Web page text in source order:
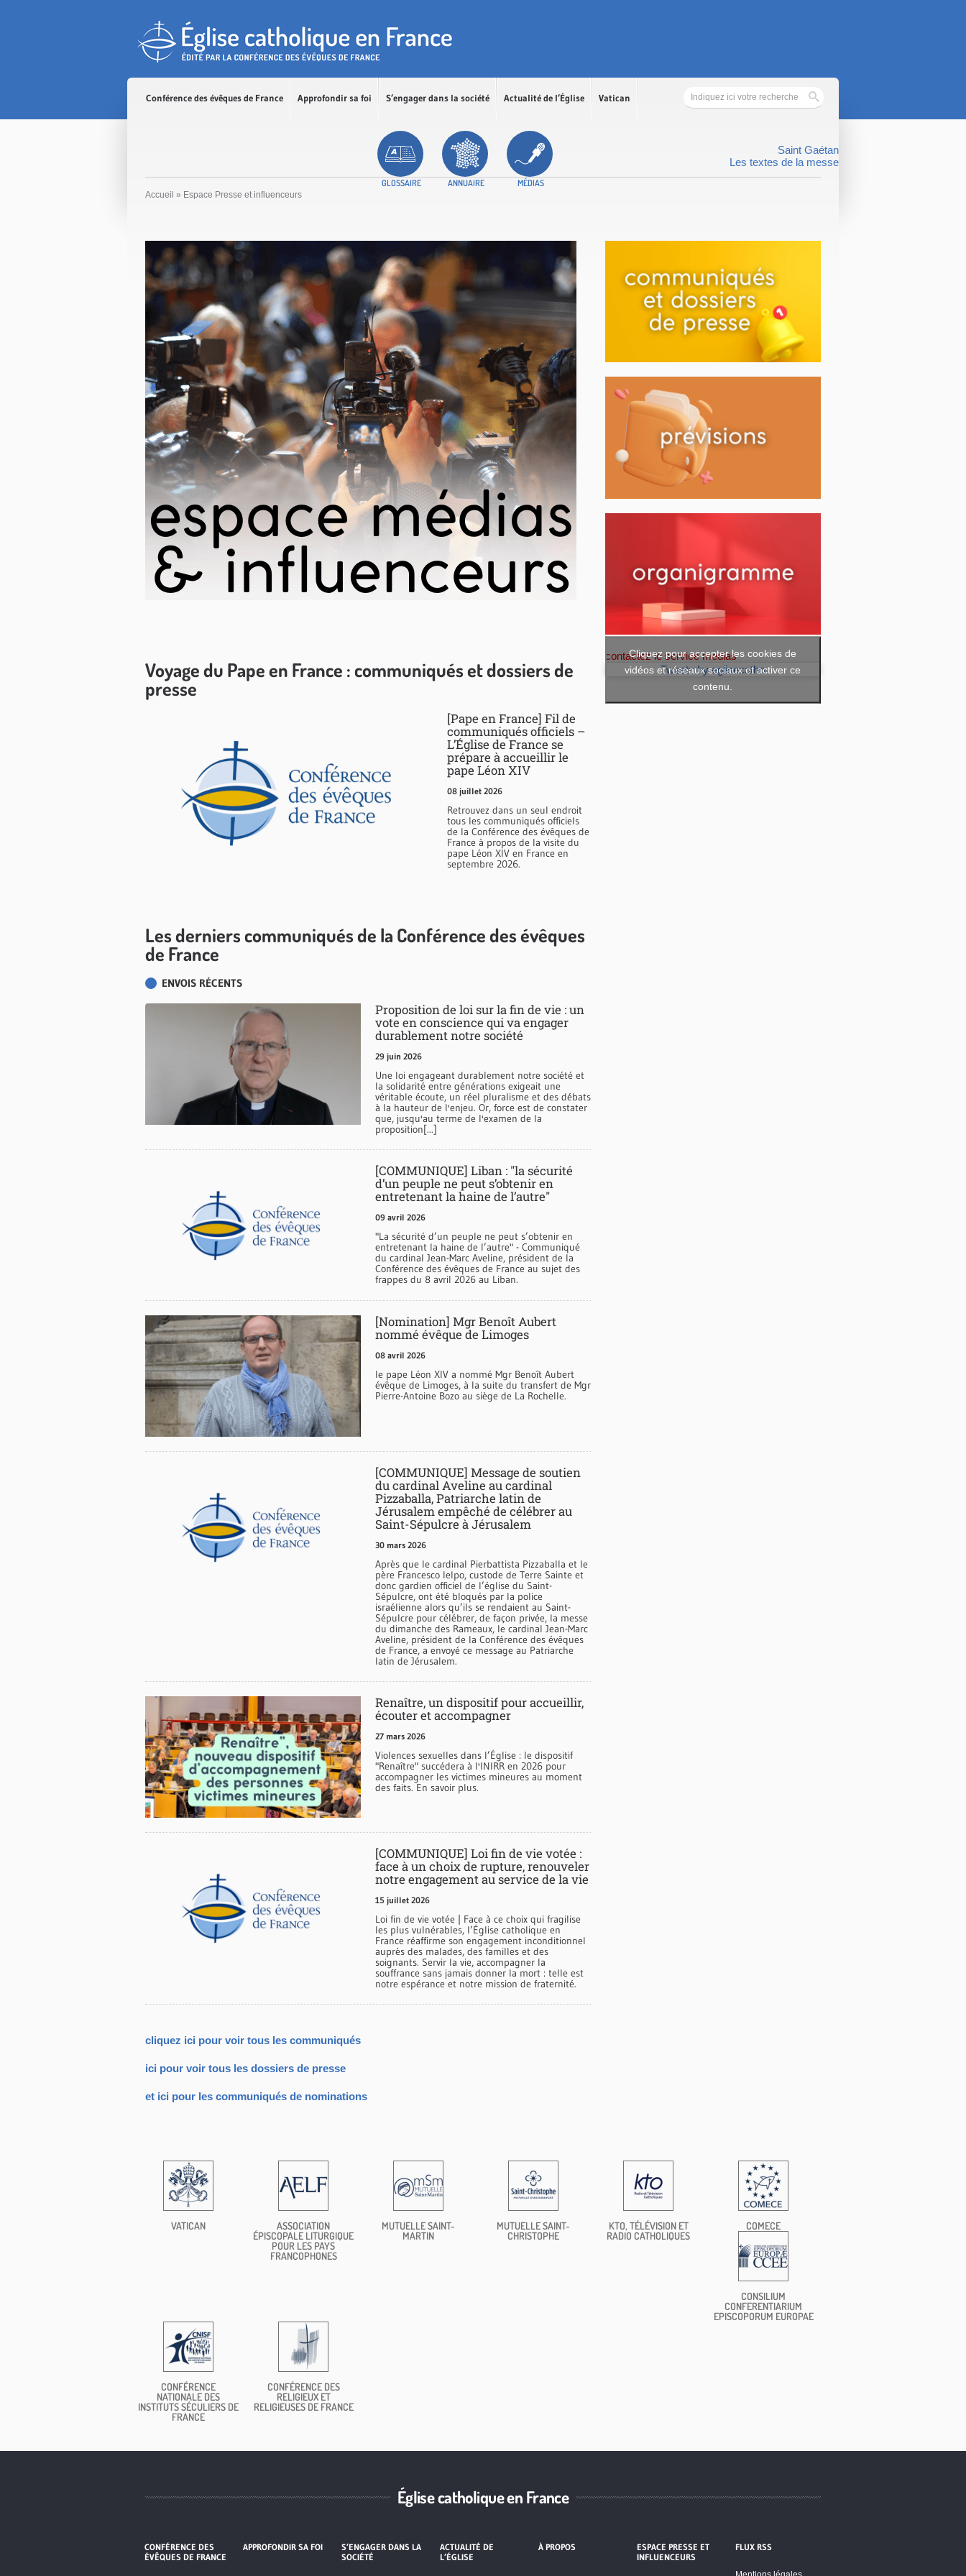
Conférence des évêques de France Approfondir sa foi S’engager dans la société Actualité de l’Église Vatican
GLOSSAIRE ANNUAIRE MÉDIAS
Saint Gaétan
Les textes de la messe
Accueil » Espace Presse et influenceurs
Voyage du Pape en France : communiqués et dossiers de
presse
[Pape en France] Fil de
communiqués officiels –
L’Église de France se
prépare à accueillir le
pape Léon XIV
08 juillet 2026
Retrouvez dans un seul endroit
tous les communiqués officiels
de la Conférence des évêques de
France à propos de la visite du
pape Léon XIV en France en
septembre 2026.
Les derniers communiqués de la Conférence des évêques
de France
ENVOIS RÉCENTS
Proposition de loi sur la fin de vie : un
vote en conscience qui va engager
durablement notre société
29 juin 2026
Une loi engageant durablement notre société et
la solidarité entre générations exigeait une
véritable écoute, un réel pluralisme et des débats
à la hauteur de l'enjeu. Or, force est de constater
que, jusqu'au terme de l'examen de la
proposition[...]
[COMMUNIQUE] Liban : "la sécurité
d’un peuple ne peut s’obtenir en
entretenant la haine de l’autre"
09 avril 2026
"La sécurité d’un peuple ne peut s’obtenir en
entretenant la haine de l’autre" - Communiqué
du cardinal Jean-Marc Aveline, président de la
Conférence des évêques de France au sujet des
frappes du 8 avril 2026 au Liban.
[Nomination] Mgr Benoît Aubert
nommé évêque de Limoges
08 avril 2026
le pape Léon XIV a nommé Mgr Benoît Aubert
évêque de Limoges, à la suite du transfert de Mgr
Pierre-Antoine Bozo au siège de La Rochelle.
[COMMUNIQUE] Message de soutien
du cardinal Aveline au cardinal
Pizzaballa, Patriarche latin de
Jérusalem empêché de célébrer au
Saint-Sépulcre à Jérusalem
30 mars 2026
Après que le cardinal Pierbattista Pizzaballa et le
père Francesco Ielpo, custode de Terre Sainte et
donc gardien officiel de l’église du Saint-
Sépulcre, ont été bloqués par la police
israélienne alors qu’ils se rendaient au Saint-
Sépulcre pour célébrer, de façon privée, la messe
du dimanche des Rameaux, le cardinal Jean-Marc
Aveline, président de la Conférence des évêques
de France, a envoyé ce message au Patriarche
latin de Jérusalem.
Renaître, un dispositif pour accueillir,
écouter et accompagner
27 mars 2026
Violences sexuelles dans l’Église : le dispositif
"Renaître" succédera à l'INIRR en 2026 pour
accompagner les victimes mineures au moment
des faits. En savoir plus.
[COMMUNIQUE] Loi fin de vie votée :
face à un choix de rupture, renouveler
notre engagement au service de la vie
15 juillet 2026
Loi fin de vie votée | Face à ce choix qui fragilise
les plus vulnérables, l’Église catholique en
France réaffirme son engagement inconditionnel
auprès des malades, des familles et des
soignants. Servir la vie, accompagner la
souffrance sans jamais donner la mort : telle est
notre espérance et notre mission de fraternité.
cliquez ici pour voir tous les communiqués
ici pour voir tous les dossiers de presse
et ici pour les communiqués de nominations
contactez le service medias
Tweets by eglisecatho
Cliquez pour accepter les cookies de
vidéos et réseaux sociaux et activer ce
contenu.
VATICAN
ASSOCIATION
ÉPISCOPALE LITURGIQUE
POUR LES PAYS
FRANCOPHONES
MUTUELLE SAINT-
MARTIN
MUTUELLE SAINT-
CHRISTOPHE
KTO, TÉLÉVISION ET
RADIO CATHOLIQUES
COMECE
CONSILIUM
CONFERENTIARIUM
EPISCOPORUM EUROPAE
CONFÉRENCE
NATIONALE DES
INSTITUTS SÉCULIERS DE
FRANCE
CONFÉRENCE DES
RELIGIEUX ET
RELIGIEUSES DE FRANCE
Église catholique en France
CONFÉRENCE DES
ÉVÊQUES DE FRANCE
APPROFONDIR SA FOI
S’ENGAGER DANS LA
SOCIÉTÉ
ACTUALITÉ DE
L’ÉGLISE
À PROPOS
ESPACE PRESSE ET
INFLUENCEURS
FLUX RSS